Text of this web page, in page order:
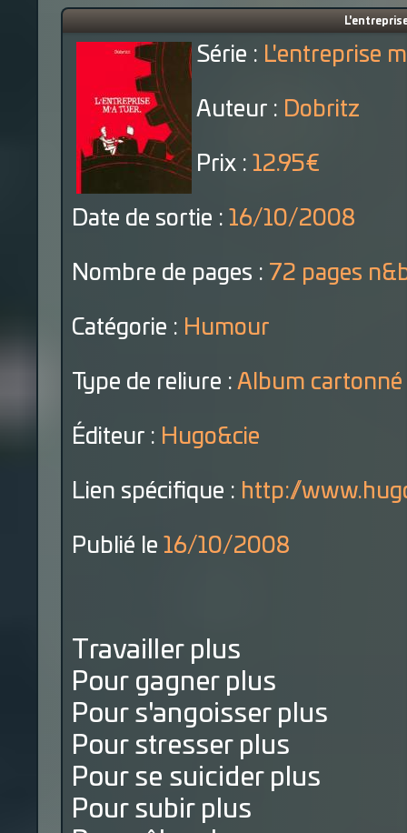
Série : L'entreprise
Auteur : Dobritz
Prix : 12.95€
Date de sortie : 16/10/2008
Nombre de pages : 72 pages
Catégorie : Humour
Type de reliure : Album cartonné
Éditeur : Hugo&cie
Lien spécifique : http://
Publié le 16/10/2008
Travailler plus
Pour gagner plus
Pour s'angoisser plus
Pour stresser plus
Pour se suicider plus
Pour subir plus